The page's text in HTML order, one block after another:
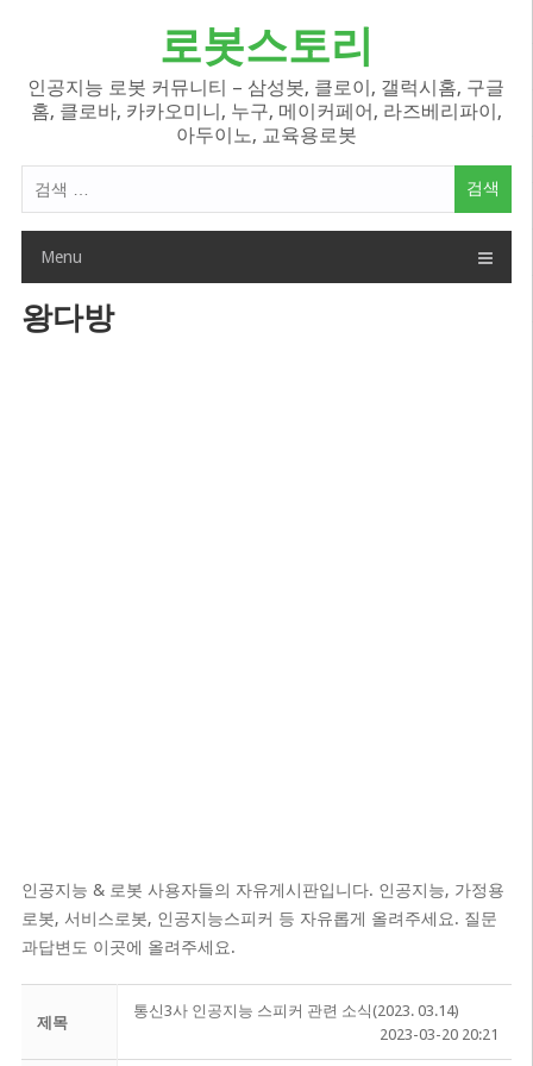
로봇스토리
인공지능 로봇 커뮤니티 – 삼성봇, 클로이, 갤럭시홈, 구글
홈, 클로바, 카카오미니, 누구, 메이커페어, 라즈베리파이,
아두이노, 교육용로봇
색
Menu
왕다방
인공지능 & 로봇 사용자들의 자유게시판입니다. 인공지능, 가정용
로봇, 서비스로봇, 인공지능스피커 등 자유롭게 올려주세요. 질문
과답변도 이곳에 올려주세요.
제목
통신3사 인공지능 스피커 관련 소식(2023. 03.14)
2023-03-20 20:21